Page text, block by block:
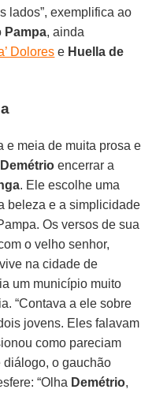
lados”, exemplifica ao
Pampa, ainda
Dolores e Huella de
e meia de muita prosa e
Demétrio encerrar a
. Ele escolhe uma
beleza e a simplicidade
Os versos de sua
o velho senhor,
na cidade de
um município muito
“Contava a ele sobre
jovens. Eles falavam
como pareciam
diálogo, o gauchão
“Olha Demétrio,